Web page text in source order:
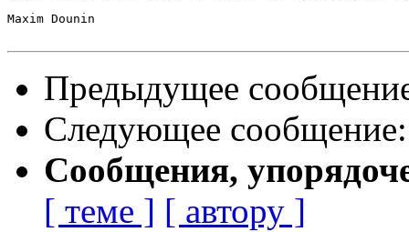
Maxim Dounin
Предыдущее
Следующее
Сообщения,
[ теме ] [ автору ]